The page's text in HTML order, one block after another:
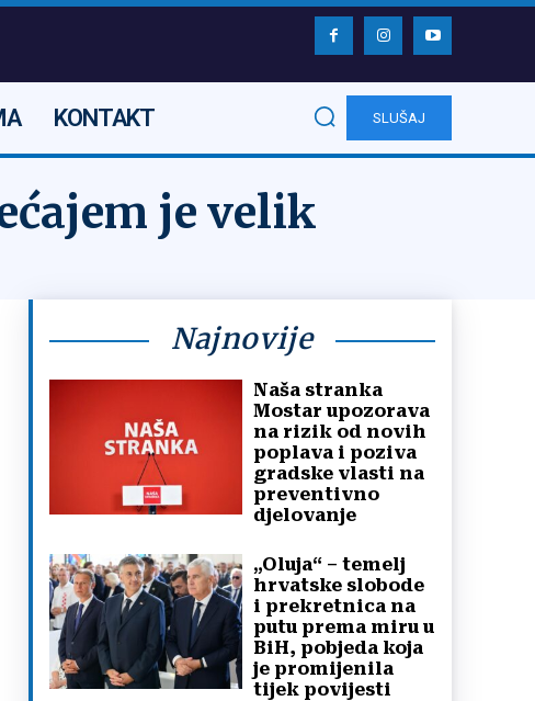
KONTAKT SLUŠAJ
je velik
Najnovije
Naša stranka
Mostar upozorava
na rizik od novih
poplava i poziva
gradske vlasti na
preventivno
djelovanje
„Oluja“ – temelj
hrvatske slobode
i prekretnica na
putu prema miru u
BiH, pobjeda koja
je promijenila
tijek povijesti